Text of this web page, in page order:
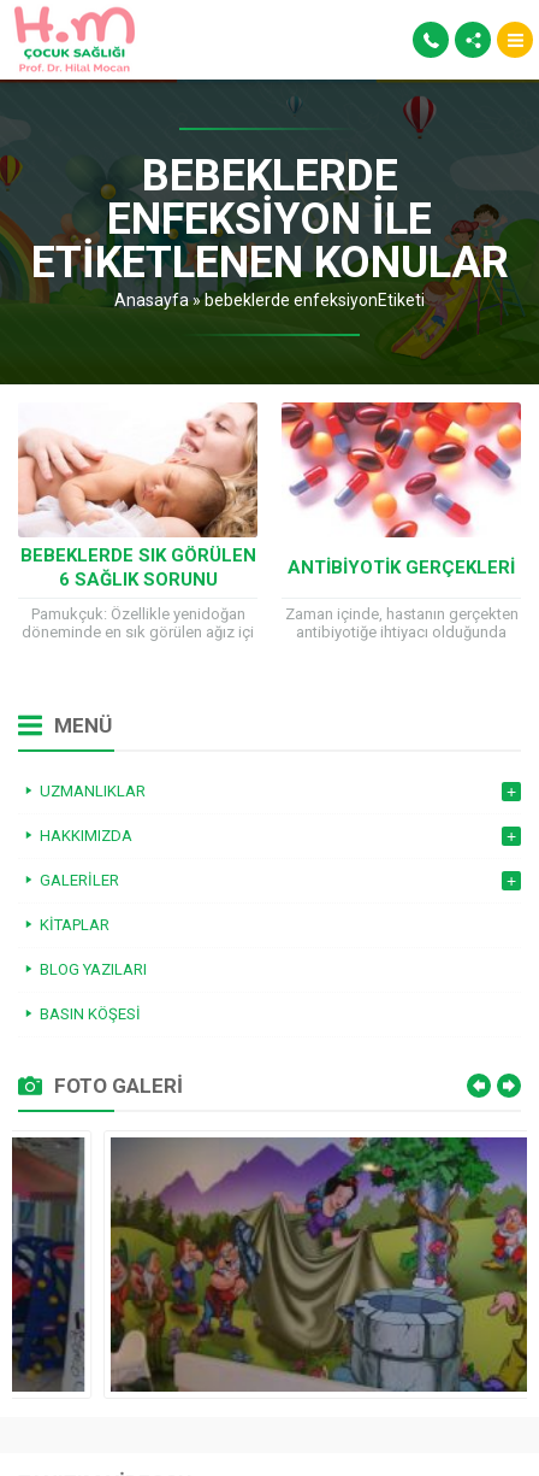
BEBEKLERDE
ENFEKSIYON ILE
ETIKETLENEN KONULAR
Anasayfa»bebeklerde enfeksiyonEtiketi
BEBEKLERDE SIK GÖRÜLEN
6 SAĞLIK SORUNU
Pamukçuk: Özellikle yenidoğan
döneminde en sık görülen ağız içi
ANTIBIYOTIK GERÇEKLERI
Zaman içinde, hastanın gerçekten
antibiyotiğe ihtiyacı olduğunda
MENÜ
UZMANLIKLAR
HAKKIMIZDA
GALERILER
KITAPLAR
BLOG YAZILARI
BASIN KÖŞESI
FOTO GALERİ